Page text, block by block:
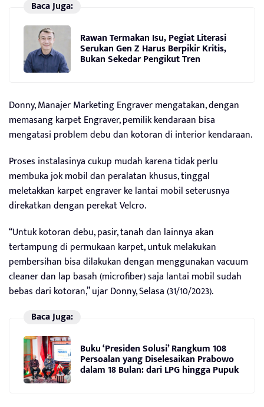
Baca Juga:
Rawan Termakan Isu, Pegiat Literasi
Serukan Gen Z Harus Berpikir Kritis,
Bukan Sekedar Pengikut Tren
Donny, Manajer Marketing Engraver mengatakan, dengan
memasang karpet Engraver, pemilik kendaraan bisa
mengatasi problem debu dan kotoran di interior kendaraan.
Proses instalasinya cukup mudah karena tidak perlu
membuka jok mobil dan peralatan khusus, tinggal
meletakkan karpet engraver ke lantai mobil seterusnya
direkatkan dengan perekat Velcro.
“Untuk kotoran debu, pasir, tanah dan lainnya akan
tertampung di permukaan karpet, untuk melakukan
pembersihan bisa dilakukan dengan menggunakan vacuum
cleaner dan lap basah (microfiber) saja lantai mobil sudah
bebas dari kotoran,” ujar Donny, Selasa (31/10/2023).
Baca Juga:
Buku ‘Presiden Solusi’ Rangkum 108
Persoalan yang Diselesaikan Prabowo
dalam 18 Bulan: dari LPG hingga Pupuk